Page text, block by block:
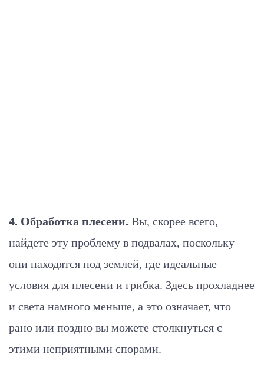
4. Обработка плесени. Вы, скорее всего,
найдете эту проблему в подвалах, поскольку
они находятся под землей, где идеальные
условия для плесени и грибка. Здесь прохладнее
и света намного меньше, а это означает, что
рано или поздно вы можете столкнуться с
этими неприятными спорами.